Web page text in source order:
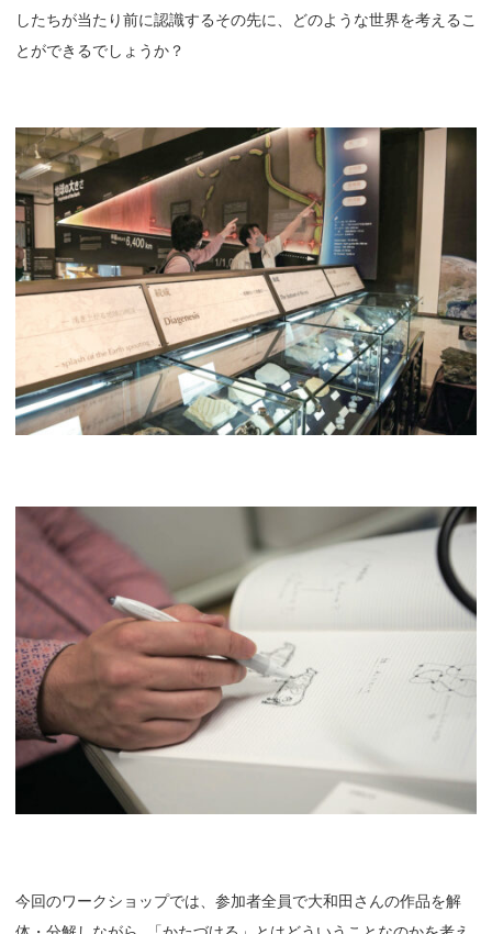
したちが当たり前に認識するその先に、どのような世界を考えるこ
とができるでしょうか？
今回のワークショップでは、参加者全員で大和田さんの作品を解